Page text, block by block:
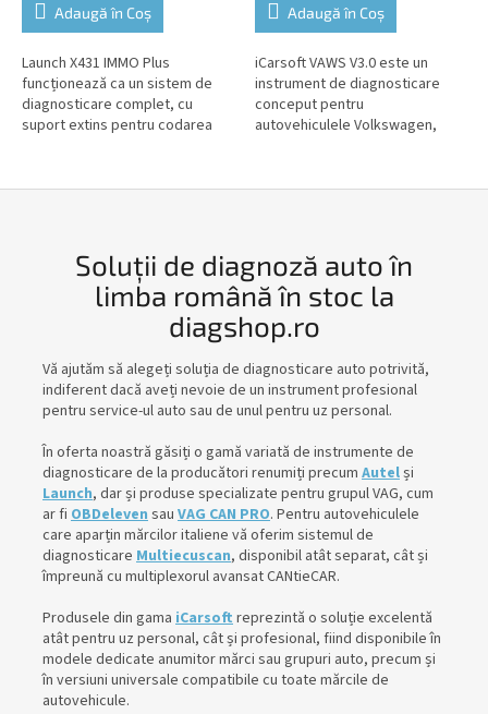
Adaugă în Coş
Launch X431 IMMO Plus
funcționează ca un sistem de
diagnosticare complet, cu
suport extins pentru codarea
În...
Adaugă în Coş
iCarsoft VAWS V3.0 este un
instrument de diagnosticare
conceput pentru
autovehiculele Volkswagen,
tuturor...
Soluții de diagnoză auto în
limba română în stoc la
diagshop.ro
Vă ajutăm să alegeți soluția de diagnosticare auto potrivită,
indiferent dacă aveți nevoie de un instrument profesional
pentru service-ul auto sau de unul pentru uz personal.
În oferta noastră găsiți o gamă variată de instrumente de
diagnosticare de la producători renumiți precum Autelși
Launch, dar și produse specializate pentru grupul VAG, cum
ar fi OBDelevensau VAG CAN PRO. Pentru autovehiculele
care aparțin mărcilor italiene vă oferim sistemul de
diagnosticare Multiecuscan, disponibil atât separat, cât și
împreună cu multiplexorul avansat CANtieCAR.
Produsele din gama iCarsoftreprezintă o soluție excelentă
atât pentru uz personal, cât și profesional, fiind disponibile în
modele dedicate anumitor mărci sau grupuri auto, precum și
în versiuni universale compatibile cu toate mărcile de
autovehicule.